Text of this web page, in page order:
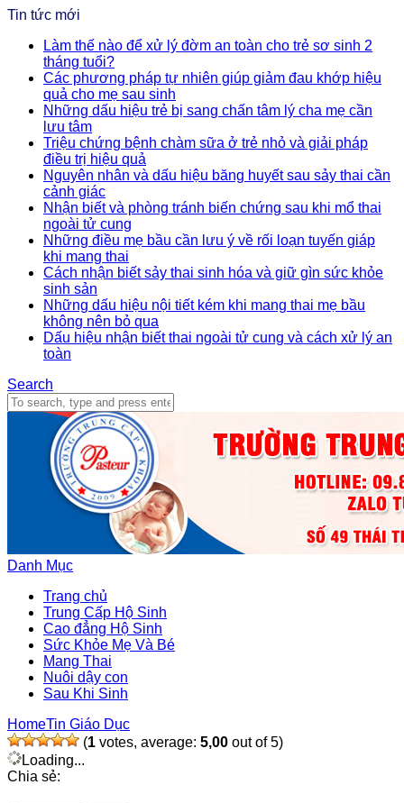
Tin tức mới
Làm thế nào để xử lý đờm an toàn cho trẻ sơ sinh 2
tháng tuổi?
Các phương pháp tự nhiên giúp giảm đau khớp hiệu
quả cho mẹ sau sinh
Những dấu hiệu trẻ bị sang chấn tâm lý cha mẹ cần
lưu tâm
Triệu chứng bệnh chàm sữa ở trẻ nhỏ và giải pháp
điều trị hiệu quả
Nguyên nhân và dấu hiệu băng huyết sau sảy thai cần
cảnh giác
Nhận biết và phòng tránh biến chứng sau khi mổ thai
ngoài tử cung
Những điều mẹ bầu cần lưu ý về rối loạn tuyến giáp
khi mang thai
Cách nhận biết sảy thai sinh hóa và giữ gìn sức khỏe
sinh sản
Những dấu hiệu nội tiết kém khi mang thai mẹ bầu
không nên bỏ qua
Dấu hiệu nhận biết thai ngoài tử cung và cách xử lý an
toàn
Search
Danh Mục
Trang chủ
Trung Cấp Hộ Sinh
Cao đẳng Hộ Sinh
Sức Khỏe Mẹ Và Bé
Mang Thai
Nuôi dậy con
Sau Khi Sinh
HomeTin Giáo Dục
(1 votes, average: 5,00 out of 5)
Loading...
Chia sẻ: